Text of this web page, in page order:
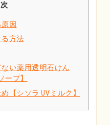
因
方法
い薬用透明石けん
ープ】
【シソラ UVミルク】